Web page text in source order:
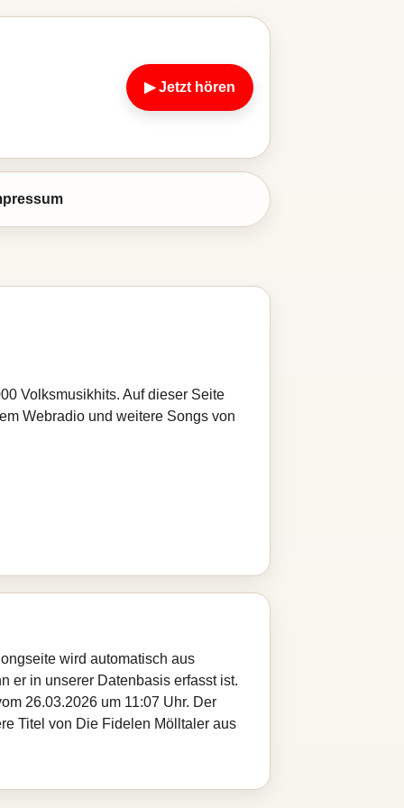
▶ Jetzt hören
Volksmusikhits. Auf dieser Seite
Webradio und weitere Songs von
wird automatisch aus
er in unserer Datenbasis erfasst ist.
26.03.2026 um 11:07 Uhr. Der
Titel von Die Fidelen Mölltaler aus